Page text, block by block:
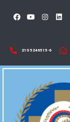
210 5246515-6​